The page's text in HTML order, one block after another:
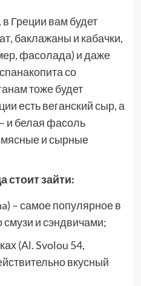
Греции вам будет
баклажаны и кабачки,
фасолада) и даже
со
тоже будет
есть веганский сыр, а
и белая фасоль
и сырные
стоит зайти:
– самое популярное в
и сэндвичами;
(Al. Svolou 54,
вкусный